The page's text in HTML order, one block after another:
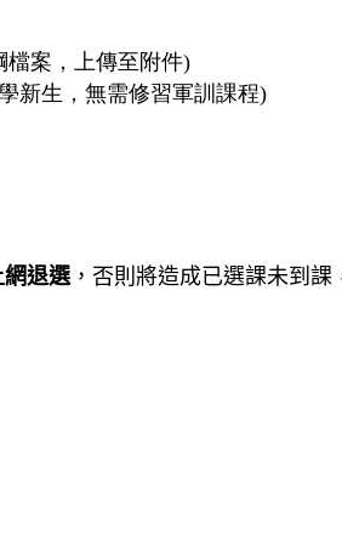
檔案，上傳至附件)
新生，無需修習軍訓課程)
退選 ，否則將造成已選課未到